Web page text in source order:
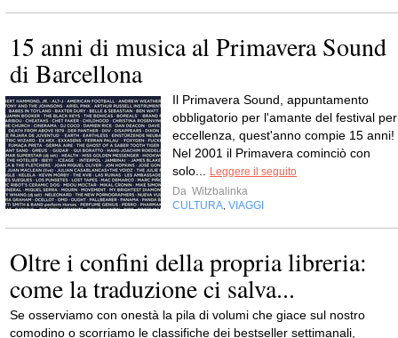
15 anni di musica al Primavera Sound
di Barcellona
Il Primavera Sound, appuntamento
obbligatorio per l'amante del festival per
eccellenza, quest'anno compie 15 anni!
Nel 2001 il Primavera cominciò con
solo...
Leggere il seguito
Da Witzbalinka
CULTURA VIAGGI
Oltre i confini della propria libreria:
come la traduzione ci salva...
Se osserviamo con onestà la pila di volumi che giace sul nostro
comodino o scorriamo le classifiche dei bestseller settimanali,